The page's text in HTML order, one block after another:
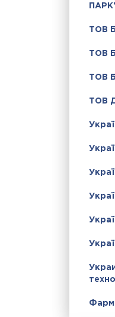
ТОВ
ТОВ
ТОВ
ТОВ